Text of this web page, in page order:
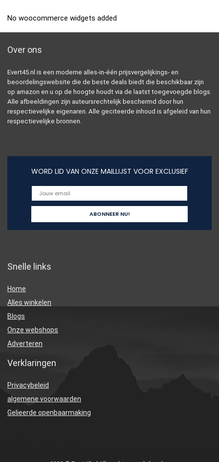
No woocommerce widgets added
Over ons
Evert45.nl is een moderne alles-in-één prijsvergelijkings- en
beoordelingswebsite die de beste deals biedt die beschikbaar zijn
op amazon en u op de hoogte houdt via de laatst toegevoegde blogs.
Alle afbeeldingen zijn auteursrechtelijk beschermd door hun
respectievelijke eigenaren. Alle geciteerde inhoud is afgeleid van hun
respectievelijke bronnen.
WORD LID VAN ONZE MAILLIJST VOOR EXCLUSIEF
Snelle links
Home
Alles winkelen
Blogs
Onze webshops
Adverteren
Verklaringen
Privacybeleid
algemene voorwaarden
Gelieerde openbaarmaking